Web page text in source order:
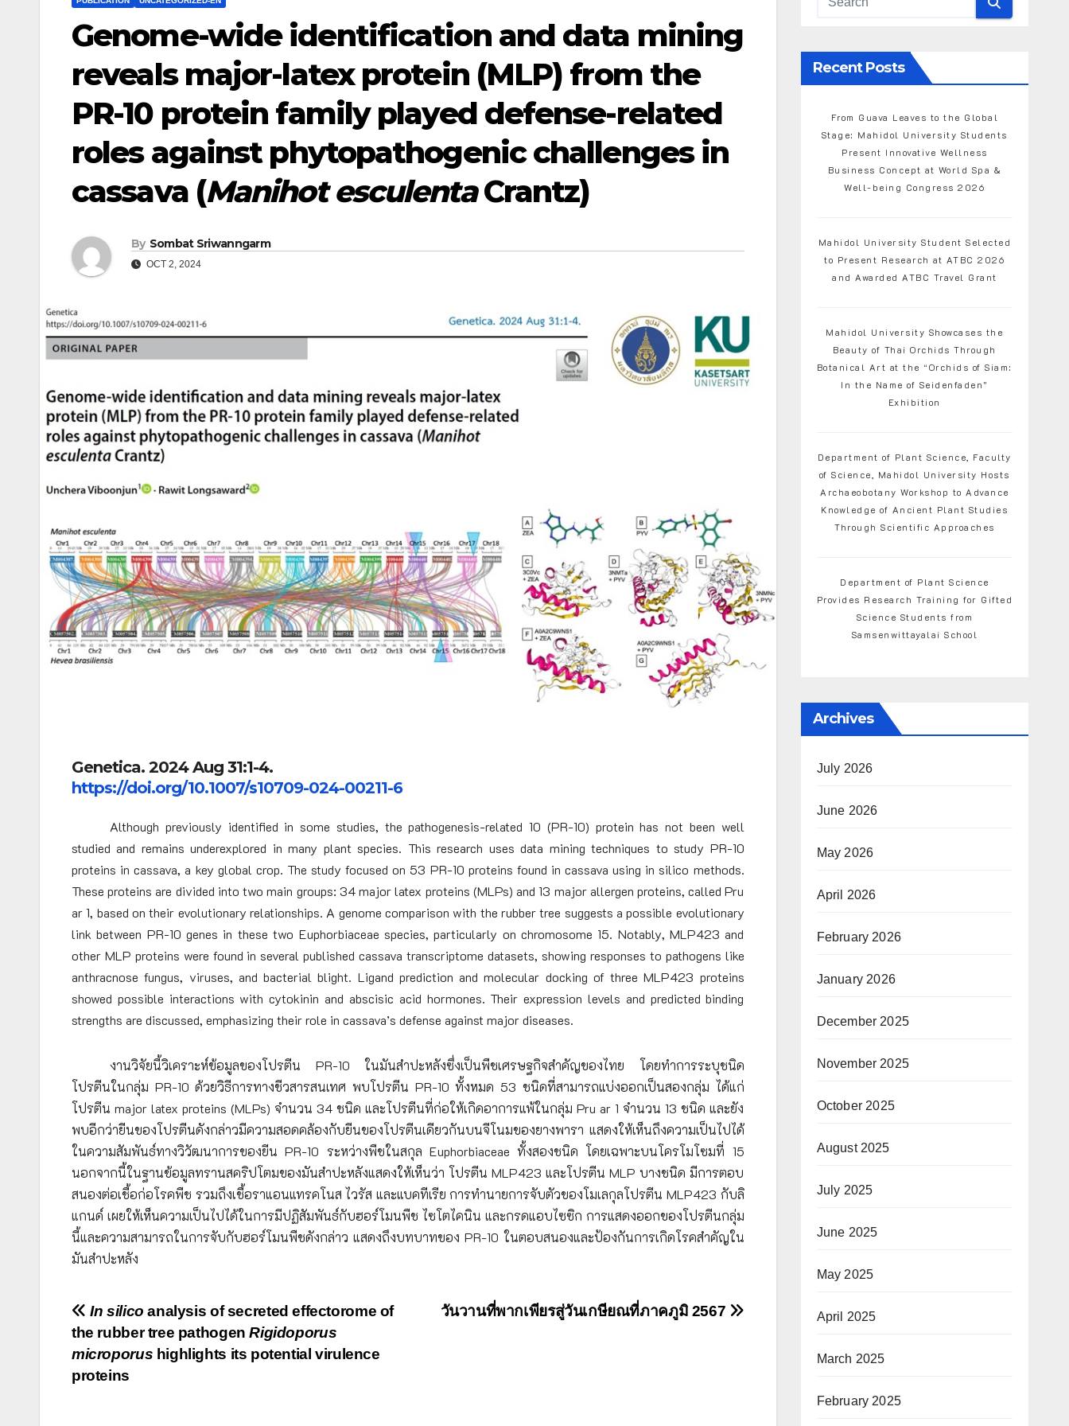
Genome-wide identification and data mining
reveals major-latex protein (MLP) from the
PR-10 protein family played defense-related
roles against phytopathogenic challenges in
cassava (Manihot esculentaCrantz)
By Sombat Sriwanngarm
OCT 2, 2024
Genetica. 2024 Aug 31:1-4.
https://doi.org/10.1007/s10709-024-00211-6
Although previously identified in some studies, the pathogenesis-related 10 (PR-10) protein has not been well
studied and remains underexplored in many plant species. This research uses data mining techniques to study PR-10
proteins in cassava, a key global crop. The study focused on 53 PR-10 proteins found in cassava using in silico methods.
These proteins are divided into two main groups: 34 major latex proteins (MLPs) and 13 major allergen proteins, called Pru
ar 1, based on their evolutionary relationships. A genome comparison with the rubber tree suggests a possible evolutionary
link between PR-10 genes in these two Euphorbiaceae species, particularly on chromosome 15. Notably, MLP423 and
other MLP proteins were found in several published cassava transcriptome datasets, showing responses to pathogens like
anthracnose fungus, viruses, and bacterial blight. Ligand prediction and molecular docking of three MLP423 proteins
showed possible interactions with cytokinin and abscisic acid hormones. Their expression levels and predicted binding
strengths are discussed, emphasizing their role in cassava’s defense against major diseases.
งานวิจัยนี้วิเคราะห์ข้อมูลของโปรตีน PR-10 ในมันสำปะหลังซึ่งเป็นพืชเศรษฐกิจสำคัญของไทย โดยทำการระบุชนิด
โปรตีนในกลุ่ม PR-10 ด้วยวิธีการทางชีวสารสนเทศ พบโปรตีน PR-10 ทั้งหมด 53 ชนิดที่สามารถแบ่งออกเป็นสองกลุ่ม ได้แก่
โปรตีน major latex proteins (MLPs) จำนวน 34 ชนิด และโปรตีนที่ก่อให้เกิดอาการแพ้ในกลุ่ม Pru ar 1 จำนวน 13 ชนิด และยัง
พบอีกว่ายีนของโปรตีนดังกล่าวมีความสอดคล้องกับยีนของโปรตีนเดียวกันบนจีโนมของยางพารา แสดงให้เห็นถึงความเป็นไปได้
ในความสัมพันธ์ทางวิวัฒนาการของยีน PR-10 ระหว่างพืชในสกุล Euphorbiaceae ทั้งสองชนิด โดยเฉพาะบนโครโมโซมที่ 15
นอกจากนี้ในฐานข้อมูลทรานสคริปโตมของมันสำปะหลังแสดงให้เห็นว่า โปรตีน MLP423 และโปรตีน MLP บางชนิด มีการตอบ
สนองต่อเชื้อก่อโรคพืช รวมถึงเชื้อราแอนแทรคโนส ไวรัส และแบคทีเรีย การทำนายการจับตัวของโมเลกุลโปรตีน MLP423 กับลิ
แกนด์ เผยให้เห็นความเป็นไปได้ในการมีปฏิสัมพันธ์กับฮอร์โมนพืช ไซโตไคนิน และกรดแอบไซซิก การแสดงออกของโปรตีนกลุ่ม
นี้และความสามารถในการจับกับฮอร์โมนพืชดังกล่าว แสดงถึงบทบาทของ PR-10 ในตอบสนองและป้องกันการเกิดโรคสำคัญใน
มันสำปะหลัง
Post
navigation
วันวานที่พากเพียรสู่วันเกษียณที่ภาคภูมิ 2567
In silico analysis of secreted effectorome of
the rubber tree pathogenRigidoporus
microporus highlights its potential virulence
proteins
Recent Posts
From Guava Leaves to the Global
Stage: Mahidol University Students
Present Innovative Wellness
Business Concept at World Spa &
Well-being Congress 2026
Mahidol University Student Selected
to Present Research at ATBC 2026
and Awarded ATBC Travel Grant
Mahidol University Showcases the
Beauty of Thai Orchids Through
Botanical Art at the “Orchids of Siam:
In the Name of Seidenfaden”
Exhibition
Department of Plant Science, Faculty
of Science, Mahidol University Hosts
Archaeobotany Workshop to Advance
Knowledge of Ancient Plant Studies
Through Scientific Approaches
Department of Plant Science
Provides Research Training for Gifted
Science Students from
Samsenwittayalai School
Archives
July 2026
June 2026
May 2026
April 2026
February 2026
January 2026
December 2025
November 2025
October 2025
August 2025
July 2025
June 2025
May 2025
April 2025
March 2025
February 2025